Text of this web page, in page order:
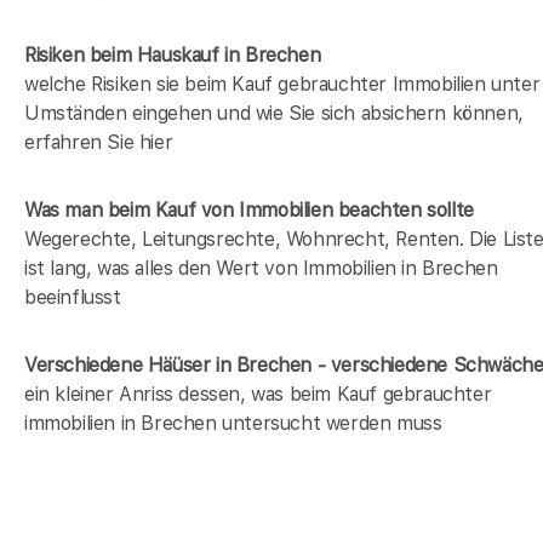
Risiken beim Hauskaufin Brechen
welche Risiken sie beim Kauf gebrauchter Immobilien unter
Umständen eingehen und wie Sie sich absichern können,
erfahren Sie hier
Was man beim Kauf von Immobilien beachten sollte
Wegerechte, Leitungsrechte, Wohnrecht, Renten. Die Liste
ist lang, was alles den Wert von Immobilien in Brechen
beeinflusst
Verschiedene Häüser in Brechen - verschiedene
ein kleiner Anriss dessen, was beim Kauf gebrauchter
immobilien in Brechen untersucht werden muss